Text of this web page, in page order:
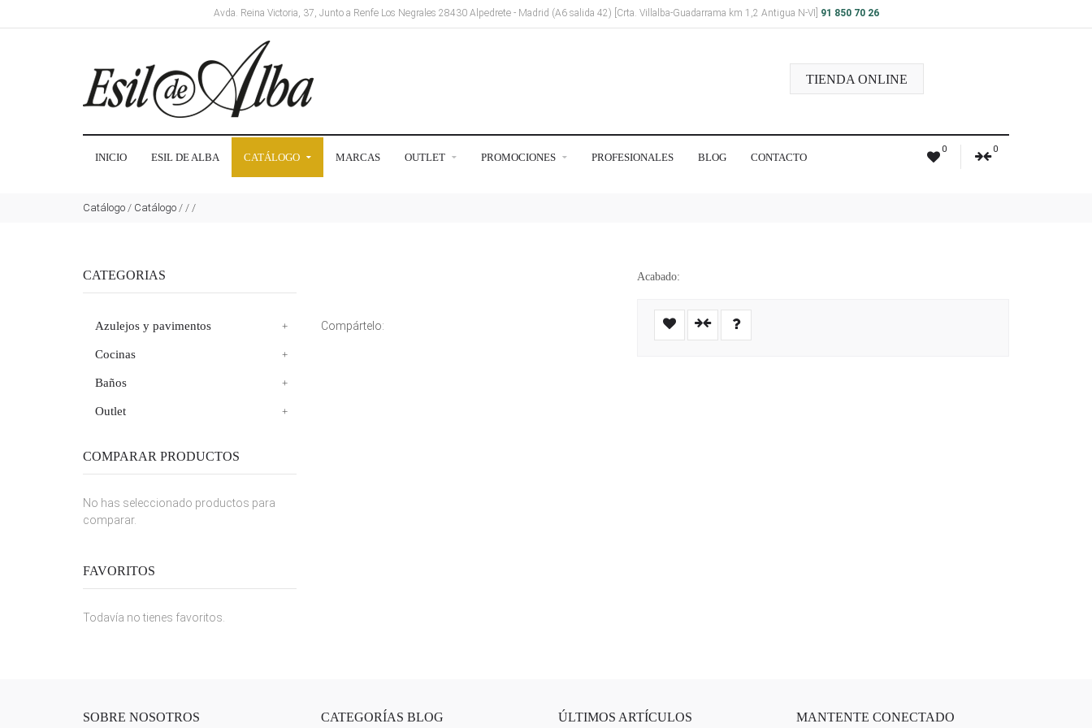
Avda. Reina Victoria, 37, Junto a Renfe Los Negrales 28430 Alpedrete - Madrid (A6 salida 42) [Crta. Villalba-Guadarrama km 1,2 Antigua N-VI] 91 850 70 26
TIENDA ONLINE
INICIO ESIL DE ALBA CATÁLOGO MARCAS OUTLET PROMOCIONES PROFESIONALES BLOG CONTACTO
0 0
Catálogo / Catálogo / / /
CATEGORIAS
Azulejos y pavimentos
Cocinas
Baños
Outlet
COMPARAR PRODUCTOS
No has seleccionado productos para
comparar.
FAVORITOS
Todavía no tienes favoritos.
Compártelo:
Acabado:
SOBRE NOSOTROS CATEGORÍAS BLOG ÚLTIMOS ARTÍCULOS MANTENTE CONECTADO